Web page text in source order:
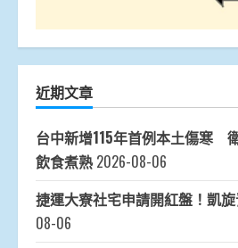
近期文章
台中新增115年首例本土傷寒
飲食煮熟 2026-08-06
捷運大寮社宅申請開紅盤！凱
08-06